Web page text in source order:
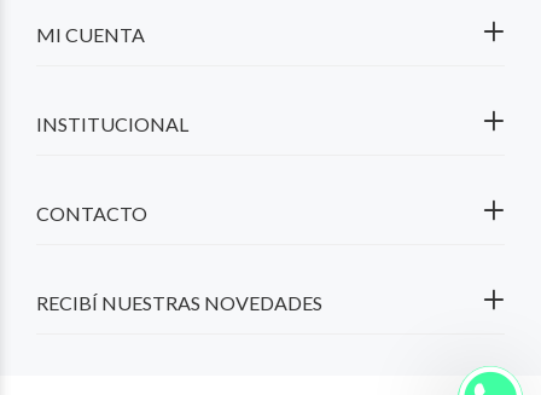
RECIBÍ NUESTRAS NOVEDADES
MI CUENTA
INSTITUCIONAL
CONTACTO